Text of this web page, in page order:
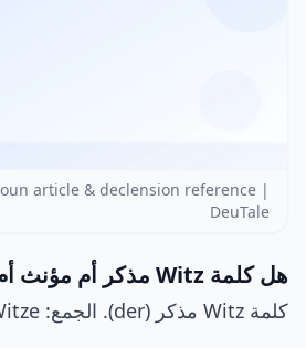
article & declension reference |
DeuTale
هل كلمة Witz مذكر أم مؤنث أم محايد؟
كلمة Witz مذكر (der). الجمع: Witze.